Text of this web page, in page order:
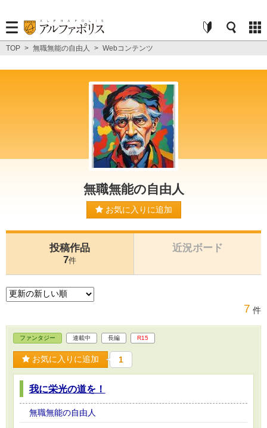
TOP > 無職無能の自由人 > Webコンテンツ
無職無能の自由人
お気に入りに追加
投稿作品
7件
近況ボード
7 件
ファンタジー 連載中 長編 R15
お気に入りに追加 1
我に栄光の道を！
無職無能の自由人